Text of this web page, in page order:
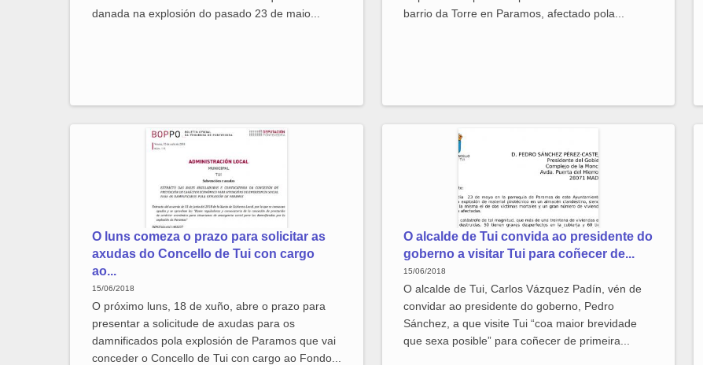
danada na explosión do pasado 23 de maio...
barrio da Torre en Paramos, afectado pola...
O luns comeza o prazo para solicitar as
axudas do Concello de Tui con cargo
ao...
15/06/2018
O próximo luns, 18 de xuño, abre o prazo para
presentar a solicitude de axudas para os
damnificados pola explosión de Paramos que vai
conceder o Concello de Tui con cargo ao Fondo...
O alcalde de Tui convida ao presidente do
goberno a visitar Tui para coñecer de...
15/06/2018
O alcalde de Tui, Carlos Vázquez Padín, vén de
convidar ao presidente do goberno, Pedro
Sánchez, a que visite Tui “coa maior brevidade
que sexa posible” para coñecer de primeira...